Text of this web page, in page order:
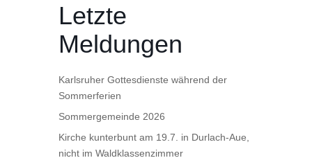
Letzte
Meldungen
Karlsruher Gottesdienste während der
Sommerferien
Sommergemeinde 2026
Kirche kunterbunt am 19.7. in Durlach-Aue,
nicht im Waldklassenzimmer